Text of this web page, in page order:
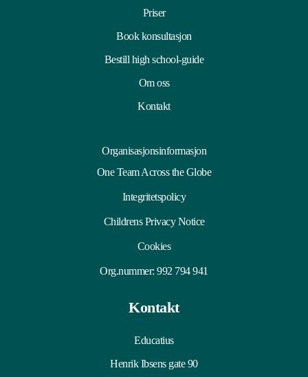
Priser
Book konsultasjon
Bestill high school-guide
Om oss
Kontakt
Organisasjonsinformasjon
One Team Across the Globe
Integritetspolicy
Childrens Privacy Notice
Cookies
Org.nummer: 992 794 941
Kontakt
Educatius
Henrik Ibsens gate 90